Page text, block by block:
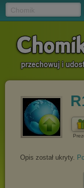
Opis został ukryty.